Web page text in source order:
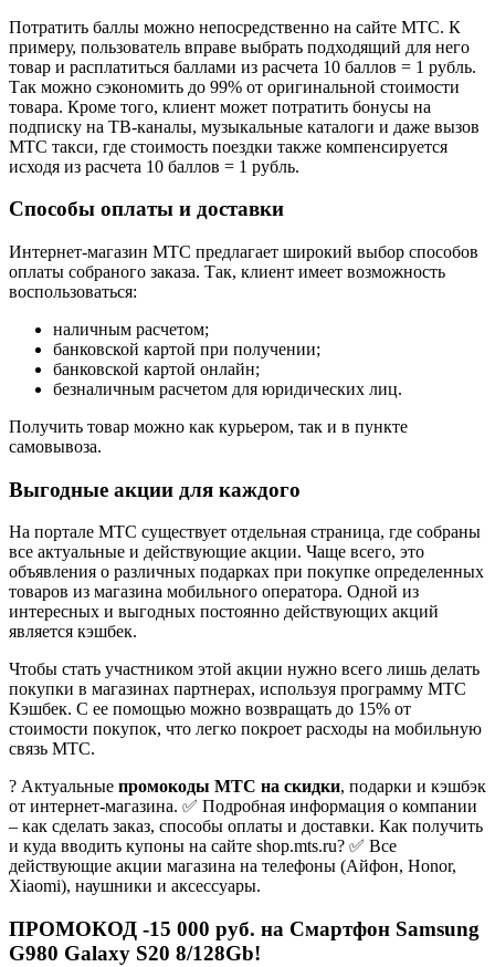
Потратить баллы можно непосредственно на сайте МТС. К
примеру, пользователь вправе выбрать подходящий для него
товар и расплатиться баллами из расчета 10 баллов = 1 рубль.
Так можно сэкономить до 99% от оригинальной стоимости
товара. Кроме того, клиент может потратить бонусы на
подписку на ТВ-каналы, музыкальные каталоги и даже вызов
МТС такси, где стоимость поездки также компенсируется
исходя из расчета 10 баллов = 1 рубль.
Способы оплаты и доставки
Интернет-магазин МТС предлагает широкий выбор способов
оплаты собраного заказа. Так, клиент имеет возможность
воспользоваться:
наличным расчетом;
банковской картой при получении;
банковской картой онлайн;
безналичным расчетом для юридических лиц.
Получить товар можно как курьером, так и в пункте
самовывоза.
Выгодные акции для каждого
На портале МТС существует отдельная страница, где собраны
все актуальные и действующие акции. Чаще всего, это
объявления о различных подарках при покупке определенных
товаров из магазина мобильного оператора. Одной из
интересных и выгодных постоянно действующих акций
является кэшбек.
Чтобы стать участником этой акции нужно всего лишь делать
покупки в магазинах партнерах, используя программу МТС
Кэшбек. С ее помощью можно возвращать до 15% от
стоимости покупок, что легко покроет расходы на мобильную
связь МТС.
? Актуальные промокоды МТС на скидки, подарки и кэшбэк
от интернет-магазина. ✅ Подробная информация о компании
– как сделать заказ, способы оплаты и доставки. Как получить
и куда вводить купоны на сайте shop.mts.ru? ✅ Все
действующие акции магазина на телефоны (Айфон, Honor,
Xiaomi), наушники и аксессуары.
ПРОМОКОД -15 000 руб. на Смартфон Samsung
G980 Galaxy S20 8/128Gb!